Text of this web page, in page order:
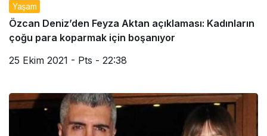
Yaşam
Özcan Deniz’den Feyza Aktan açıklaması: Kadınların
çoğu para koparmak için boşanıyor
25 Ekim 2021 - Pts - 22:38